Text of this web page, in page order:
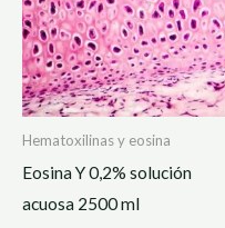
Hematoxilinas y eosina
Eosina Y 0,2% solución
acuosa 2500 ml